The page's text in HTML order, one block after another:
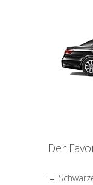
Der